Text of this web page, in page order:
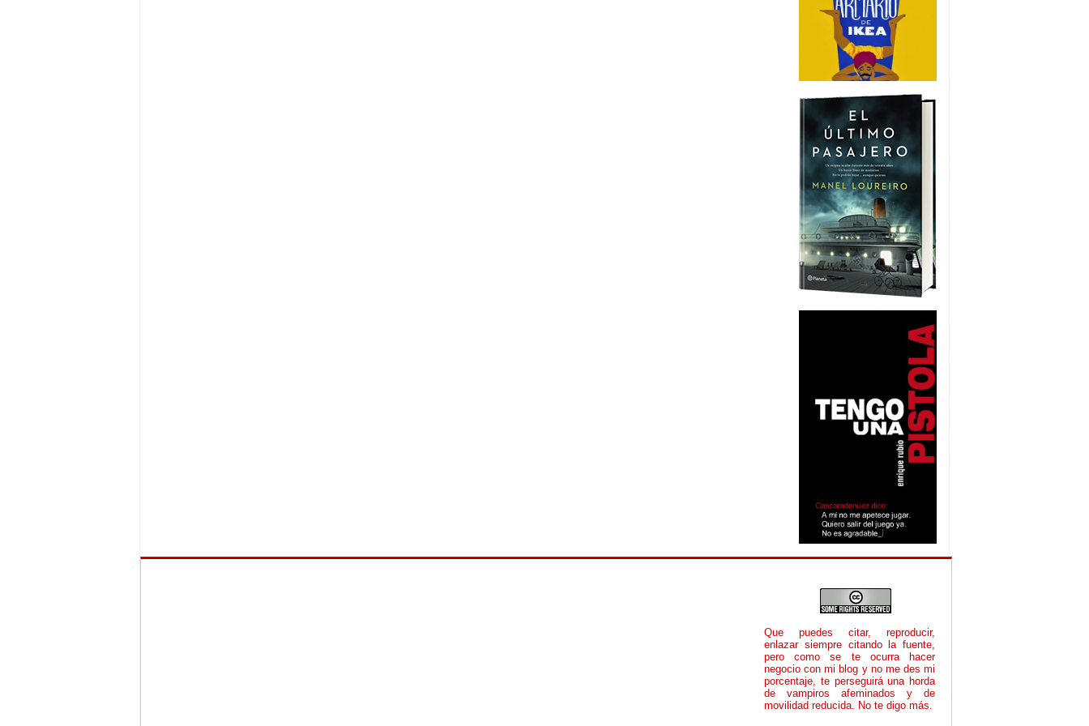
Que puedes citar, reproducir,
enlazar siempre citando la fuente,
pero como se te ocurra hacer
negocio con mi blog y no me des mi
porcentaje, te perseguirá una horda
de vampiros afeminados y de
movilidad reducida. No te digo más.